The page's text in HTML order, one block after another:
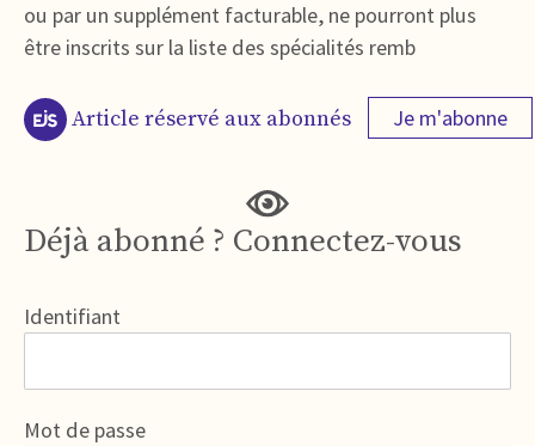
ou par un supplément facturable, ne pourront plus
être inscrits sur la liste des spécialités remb
Article réservé aux abonnés Je m'abonne
Déjà abonné ? Connectez-vous
Identifiant
Mot de passe